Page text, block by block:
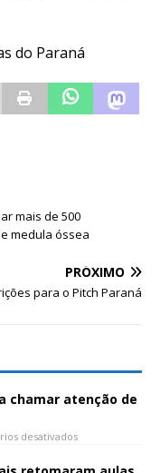
do Paraná
mais de 500
medula óssea
PRÓXIMO
para o Pitch Paraná
chamar atenção de
desativados